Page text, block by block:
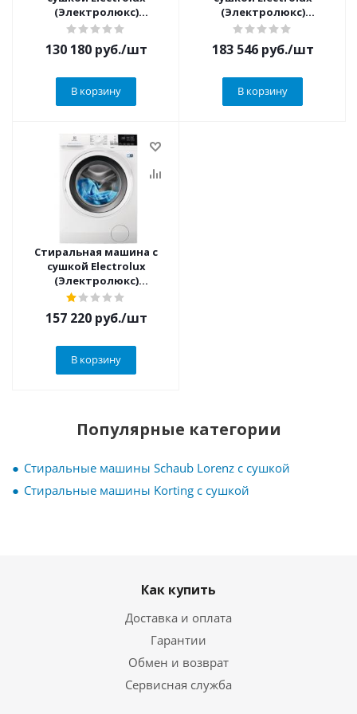
(Электролюкс)
EW7WO349S
130 180руб./шт
В корзину
(Электролюкс)
EW9WN249W
183 546руб./шт
В корзину
Стиральная машина с
сушкой Electrolux
(Электролюкс)
EW7WR468W
157 220руб./шт
В корзину
Популярные категории
Стиральные машины Schaub Lorenz с сушкой
Стиральные машины Korting с сушкой
Как купить
Доставка и оплата
Гарантии
Обмен и возврат
Сервисная служба